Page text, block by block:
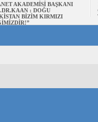
AKADEMİSİ BAŞKANI
: DOĞU
BİZİM KIRMIZI